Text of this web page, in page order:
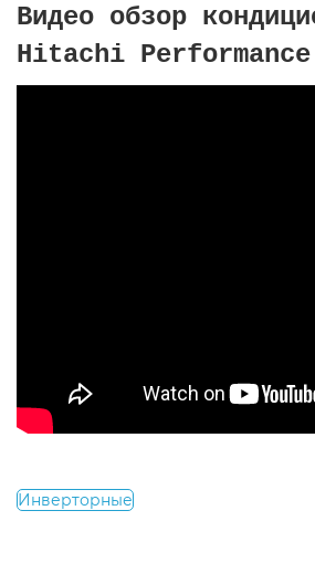
Видео обзор
Hitachi Performance
Инверторные